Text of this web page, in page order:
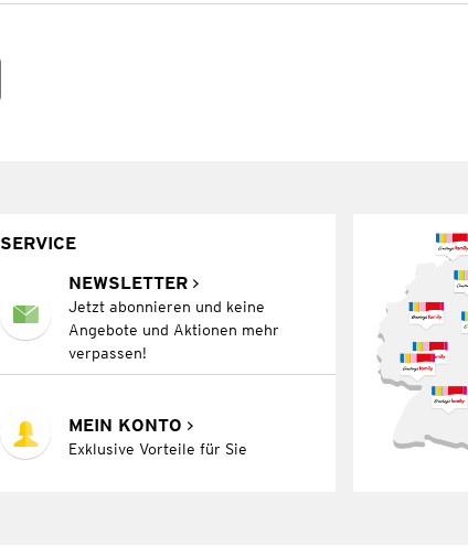
SERVICE
NEWSLETTER
Jetzt abonnieren und keine
Angebote und Aktionen mehr
verpassen!
MEIN KONTO
Exklusive Vorteile für Sie